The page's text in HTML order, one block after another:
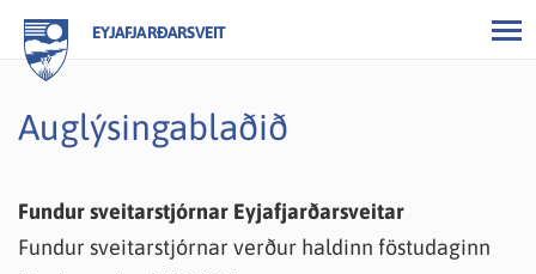
EYJAFJARÐARSVEIT
Auglýsingablaðið
Fundur sveitarstjórnar Eyjafjarðarsveitar
Fundur sveitarstjórnar verður haldinn föstudaginn